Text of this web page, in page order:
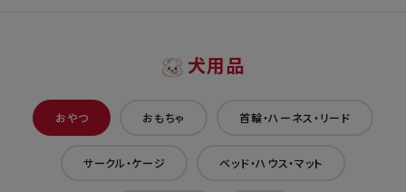
犬用品
おやつ おもちゃ 首輪・ハーネス・リード
サークル・ケージ ベッド・ハウス・マット